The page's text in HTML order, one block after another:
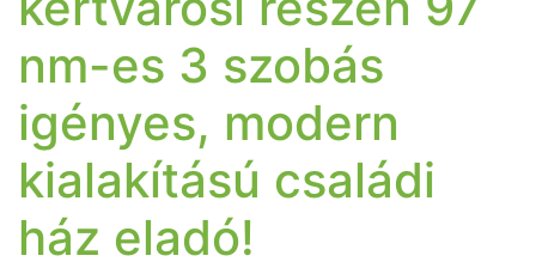
nm-es 3 szobás
igényes, modern
kialakítású családi
ház eladó!